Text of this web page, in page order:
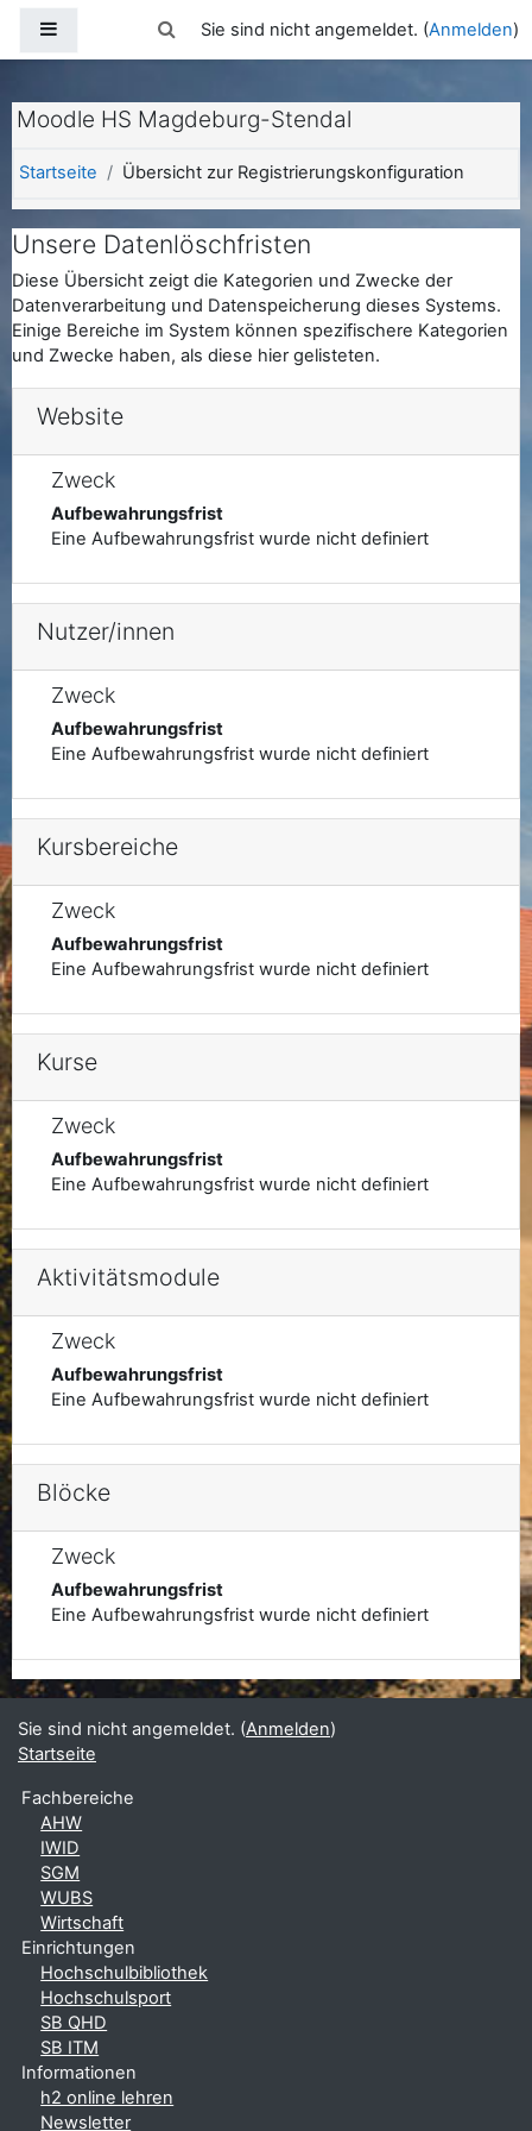
Website-ÜbersichtSucheingabe umschalten
Sie sind nicht angemeldet. (Anmelden)
Moodle HS Magdeburg-Stendal
Startseite Übersicht zur Registrierungskonfiguration
Unsere Datenlöschfristen
Diese Übersicht zeigt die Kategorien und Zwecke der
Datenverarbeitung und Datenspeicherung dieses Systems.
Einige Bereiche im System können spezifischere Kategorien
und Zwecke haben, als diese hier gelisteten.
Website
Zweck
Aufbewahrungsfrist
Eine Aufbewahrungsfrist wurde nicht definiert
Nutzer/innen
Zweck
Aufbewahrungsfrist
Eine Aufbewahrungsfrist wurde nicht definiert
Kursbereiche
Zweck
Aufbewahrungsfrist
Eine Aufbewahrungsfrist wurde nicht definiert
Kurse
Zweck
Aufbewahrungsfrist
Eine Aufbewahrungsfrist wurde nicht definiert
Aktivitätsmodule
Zweck
Aufbewahrungsfrist
Eine Aufbewahrungsfrist wurde nicht definiert
Blöcke
Zweck
Aufbewahrungsfrist
Eine Aufbewahrungsfrist wurde nicht definiert
Sie sind nicht angemeldet. (Anmelden)
Startseite
Fachbereiche
AHW
IWID
SGM
WUBS
Wirtschaft
Einrichtungen
Hochschulbibliothek
Hochschulsport
SB QHD
SB ITM
Informationen
h2 online lehren
Newsletter